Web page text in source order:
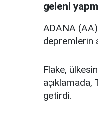
geleni
ADANA
depremlerin
Flake,
açıklamada,
getirdi.